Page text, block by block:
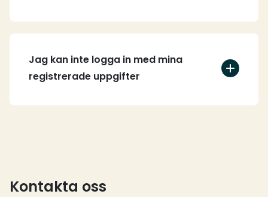
Jag kan inte logga in med mina
registrerade uppgifter
Kontakta oss